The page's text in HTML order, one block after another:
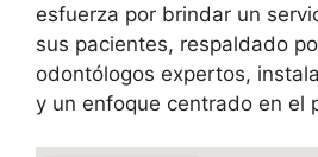
esfuerza por brindar un
sus pacientes, respaldado
odontólogos expertos,
y un enfoque centrado en el